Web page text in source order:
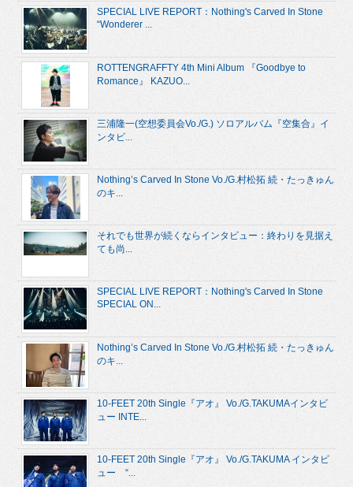
SPECIAL LIVE REPORT：Nothing's Carved In Stone
“Wonderer ...
ROTTENGRAFFTY 4th Mini Album 『Goodbye to
Romance』 KAZUO...
三浦隆一(空想委員会Vo./G.) ソロアルバム『空集合』イ
ンタビ...
Nothing’s Carved In Stone Vo./G.村松拓 続・たっきゅん
のキ...
それでも世界が続くならインタビュー：終わりを見据え
ても尚...
SPECIAL LIVE REPORT：Nothing's Carved In Stone
SPECIAL ON...
Nothing’s Carved In Stone Vo./G.村松拓 続・たっきゅん
のキ...
10-FEET 20th Single『アオ』 Vo./G.TAKUMAインタビ
ュー INTE...
10-FEET 20th Single『アオ』 Vo./G.TAKUMA インタビ
ュー “...